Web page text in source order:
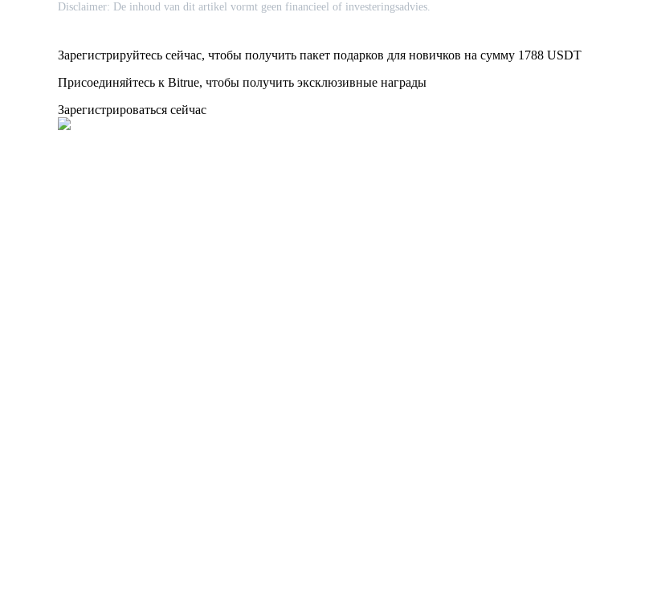
Launchpool
Гибкая ставка для заработка популярных токенов
Disclaimer: De inhoud van dit artikel vormt geen financieel of investeringsadvies.
Зарегистрируйтесь сейчас, чтобы получить пакет подарков для новичков на сумму 1788 USDT
Присоединяйтесь к Bitrue, чтобы получить эксклюзивные награды
Зарегистрироваться сейчас